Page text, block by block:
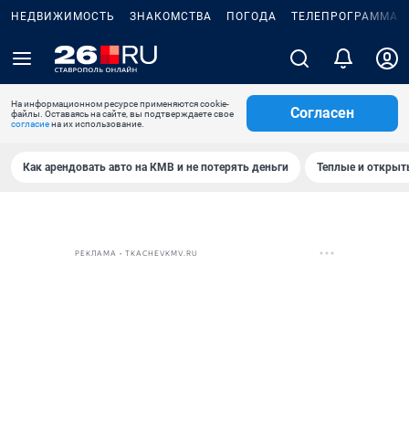
НЕДВИЖИМОСТЬ ЗНАКОМСТВА ПОГОДА ТЕЛЕПРОГРАММА
На информационном ресурсе применяются cookie-
файлы. Оставаясь на сайте, вы подтверждаете свое
согласиена их использование.
Согласен
Как арендовать авто на КМВ и не потерять деньги Теплые и
РЕКЛАМА • TKACHEVKMV.RU